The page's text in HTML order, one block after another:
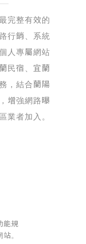
完整有效的
行銷、系統
人專屬網站
民宿、宜蘭
，結合蘭陽
增強網路曝
業者加入。
能規
。